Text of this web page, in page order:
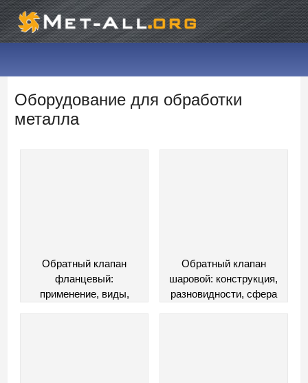
Оборудование для обработки
металла
Обратный клапан
фланцевый:
применение, виды,
Обратный клапан
шаровой: конструкция,
разновидности, сфера